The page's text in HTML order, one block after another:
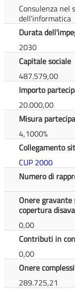
Consulenza nel
dell'informatica
Durata
2030
Capitale sociale
487.579,00
Importo
20.000,00
Misura
4,1000%
Collegamento
CUP 2000
Numero di
Onere
copertura
0,00
Contributi in
0,00
Onere
289.725,21